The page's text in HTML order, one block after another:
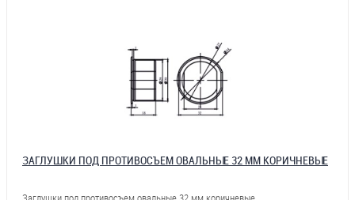
ЗАГЛУШКИ ПОД ПРОТИВОСЪЕМ ОВАЛЬНЫЕ 32 ММ КОРИЧНЕВЫЕ